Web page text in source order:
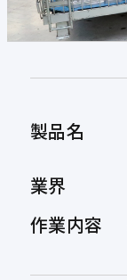
製品名
業界
作業内容